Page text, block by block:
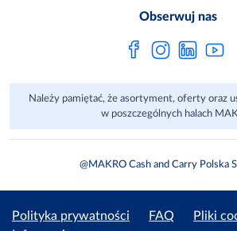
Sprawozdanie niefinansowe
Regulaminy Klienta
Regulaminy akcji promocyjnych
Aplikacje mobilne
Obserwuj nas
Należy pamiętać, że asortyment, oferty oraz
w poszczególnych halach
@MAKRO Cash and Carry Polska
Polityka prywatności FAQ
Pliki